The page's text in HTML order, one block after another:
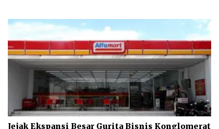
Jejak Ekspansi Besar Gurita Bisnis Konglomerat